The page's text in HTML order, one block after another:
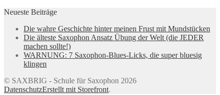
Neueste Beiträge
Die wahre Geschichte hinter meinen Frust mit Mundstücken
Die älteste Saxophon Ansatz Übung der Welt (die JEDER
machen sollte!)
WARNUNG: 7 Saxophon-Blues-Licks, die super bluesig
klingen
© SAXBRIG - Schule für Saxophon 2026
DatenschutzErstellt mit Storefront.